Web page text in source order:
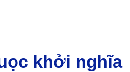
khởi nghĩa